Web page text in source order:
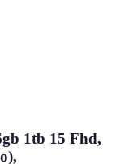
1tb 15 Fhd,